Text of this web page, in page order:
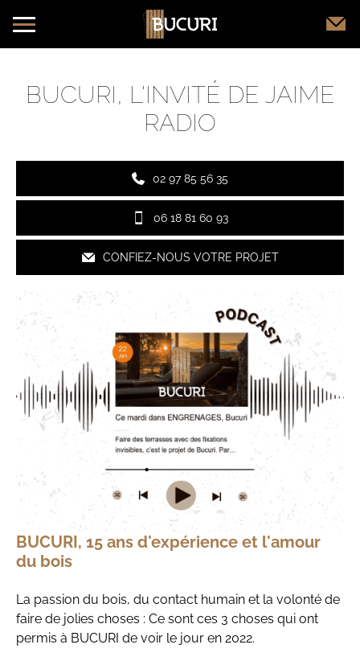
BUCURI, L'INVITÉ DE JAIME
RADIO
02 97 85 56 35
06 18 81 60 93
CONFIEZ-NOUS VOTRE PROJET
BUCURI, 15 ans d'expérience et l'amour
du bois
La passion du bois, du contact humain et la volonté de
faire de jolies choses : Ce sont ces 3 choses qui ont
permis à BUCURI de voir le jour en 2022.